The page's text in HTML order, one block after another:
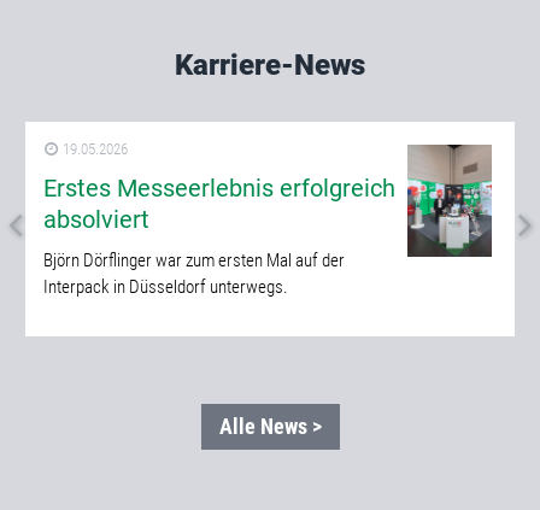
Karriere-News
19.05.2026
Erstes Messeerlebnis erfolgreich
absolviert
Björn Dörflinger war zum ersten Mal auf der
Interpack in Düsseldorf unterwegs.
Alle News >